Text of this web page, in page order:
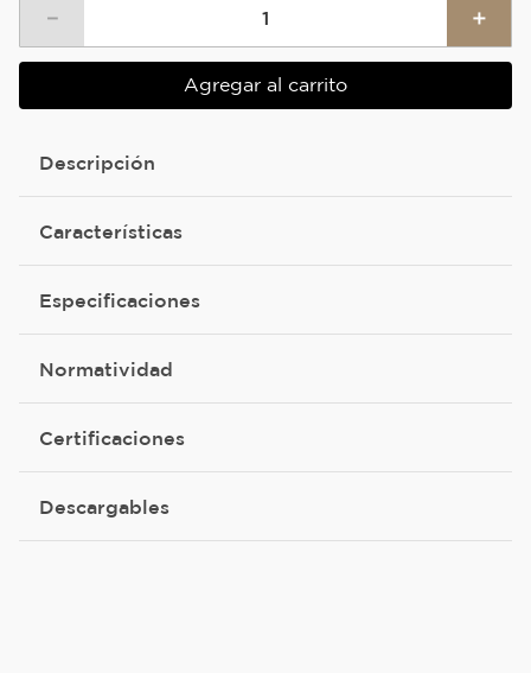
＋
－
Agregar al carrito
Descripción
Características
Especificaciones
Normatividad
Certificaciones
Descargables